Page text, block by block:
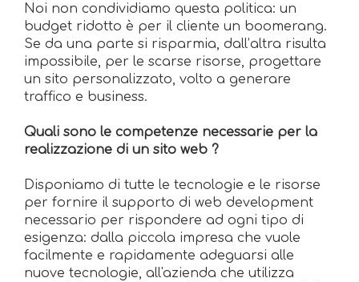
Noi non condividiamo questa politica: un
budget ridotto è per il cliente un boomerang.
Se da una parte si risparmia, dall’altra risulta
impossibile, per le scarse risorse, progettare
un sito personalizzato, volto a generare
traffico e business.
Quali sono le competenze necessarie per la
realizzazione di un sito web ?
Disponiamo di tutte le tecnologie e le risorse
per fornire il supporto di web development
necessario per rispondere ad ogni tipo di
esigenza: dalla piccola impresa che vuole
facilmente e rapidamente adeguarsi alle
nuove tecnologie, all'azienda che utilizza